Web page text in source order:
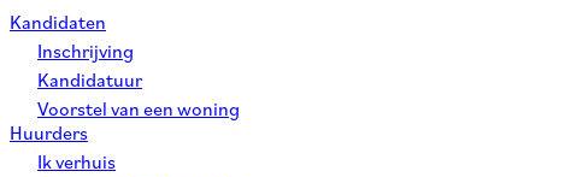
Kandidaten
Inschrijving
Kandidatuur
Voorstel van een woning
Huurders
Ik verhuis